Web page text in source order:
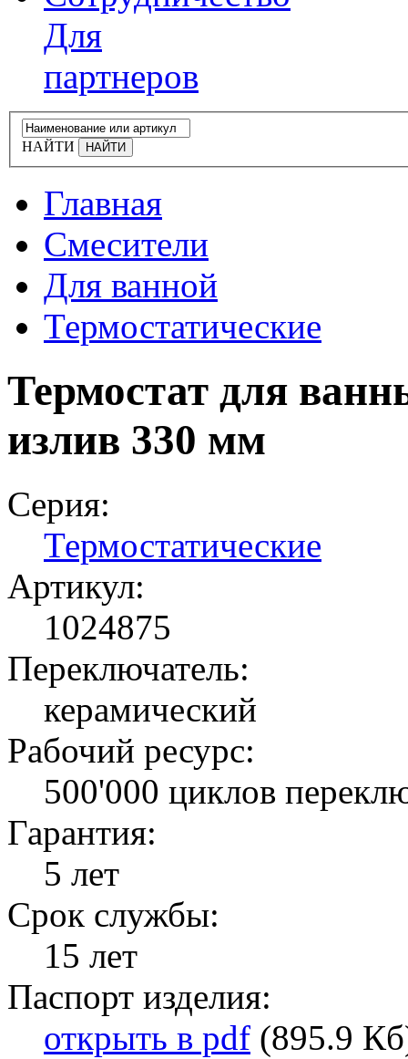
Для
партнеров
НАЙТИ
Главная
Смесители
Для ванной
Термостатические
Термостат для
излив 330 мм
Серия:
Термостатические
Артикул:
1024875
Переключатель:
керамический
Рабочий ресурс:
500'000 циклов
Гарантия:
5 лет
Срок службы:
15 лет
Паспорт изделия:
открыть в pdf (895.9